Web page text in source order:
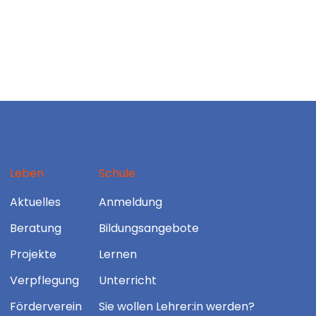
Leben
Aktuelles
Beratung
Projekte
Verpflegung
Förderverein
Schule
Anmeldung
Bildungsangebote
Lernen
Unterricht
Sie wollen Lehrer:in werden?